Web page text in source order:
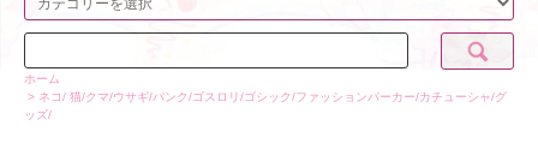
ホーム
> ネコ/ 猫/クマ/ウサギ/パンク/ゴスロリ/ゴシック/ファッションパーカー/カチューシャ/グ
ッズ/